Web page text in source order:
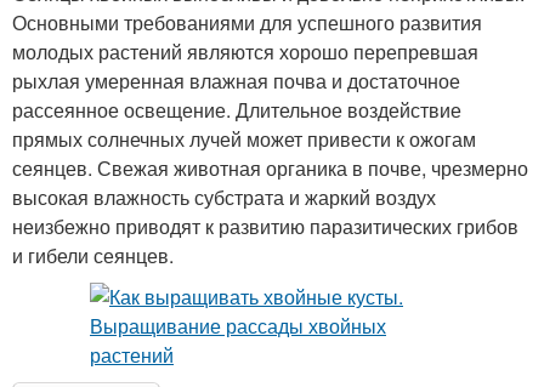
Основными требованиями для успешного развития
молодых растений являются хорошо перепревшая
рыхлая умеренная влажная почва и достаточное
рассеянное освещение. Длительное воздействие
прямых солнечных лучей может привести к ожогам
сеянцев. Свежая животная органика в почве, чрезмерно
высокая влажность субстрата и жаркий воздух
неизбежно приводят к развитию паразитических грибов
и гибели сеянцев.